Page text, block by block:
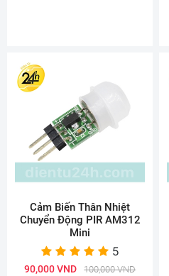
Cảm Biến Thân Nhiệt
Chuyển Động PIR AM312
Mini
5
90,000 VND 100,000 VND